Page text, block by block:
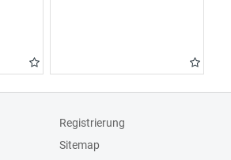
Registrierung
Sitemap